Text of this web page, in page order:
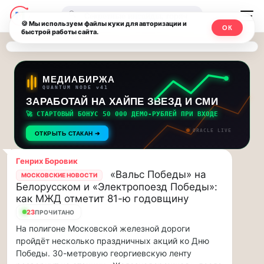
Последние
новости
и
обновления
потока:
Друзья,
приглашаем
на
музыкальную
прогулку
по
Москве
Чайковского!…
приглашаем
на
музыкальную
Москвичи.net
—
Главный
столичный
чат-
мессенджер,
новости
и
инсайды
Москвы
🔍
МЕДИАБИРЖА
QUANTUM NODE v41
ЗАРАБОТАЙ НА ХАЙПЕ ЗВЕЗД И СМИ
🚀 СТАРТОВЫЙ БОНУС 50 000 ДЕМО-РУБЛЕЙ ПРИ ВХОДЕ
ОТКРЫТЬ СТАКАН ➔ ORACLE LIVE
Генрих Боровик
МОСКОВСКИЕ НОВОСТИ
«Вальс Победы» на
Белорусском и «Электропоезд Победы»:
как МЖД отметит 81-ю годовщину
23ПРОЧИТАНО
На полигоне Московской железной дороги
пройдёт несколько праздничных акций ко Дню
Победы. 30-метровую георгиевскую ленту
🍪 Мы используем файлы куки для авторизации и
быстрой работы сайта.
ОК